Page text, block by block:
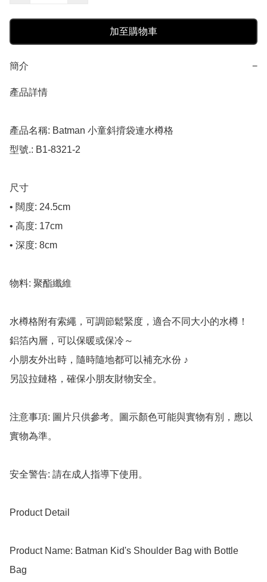
加至購物車
簡介 −
產品詳情
產品名稱: Batman 小童斜揹袋連水樽格
型號.: B1-8321-2
尺寸
• 闊度: 24.5cm
• 高度: 17cm
• 深度: 8cm
物料: 聚酯纖維
水樽格附有索繩，可調節鬆緊度，適合不同大小的水樽！
鋁箔內層，可以保暖或保冷～
小朋友外出時，隨時隨地都可以補充水份 ♪
另設拉鏈格，確保小朋友財物安全。
注意事項: 圖片只供參考。圖示顏色可能與實物有別，應以
實物為準。
安全警告: 請在成人指導下使用。
Product Detail
Product Name: Batman Kid's Shoulder Bag with Bottle
Bag